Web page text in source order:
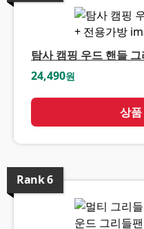
탐사 캠핑 우드 핸들
24,490원
상
Rank6